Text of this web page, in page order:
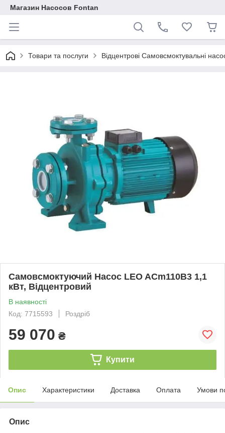
Магазин Насосов Fontan
Товари та послуги Відцентрові Самовсмоктувальні
Самовсмоктуючий Насос LEO ACm110B3 1,1
кВт, Відцентровий
В наявності
Код: 7715593
Роздріб
59 070 ₴
Купити
Опис Характеристики Доставка Оплата Умови
Опис